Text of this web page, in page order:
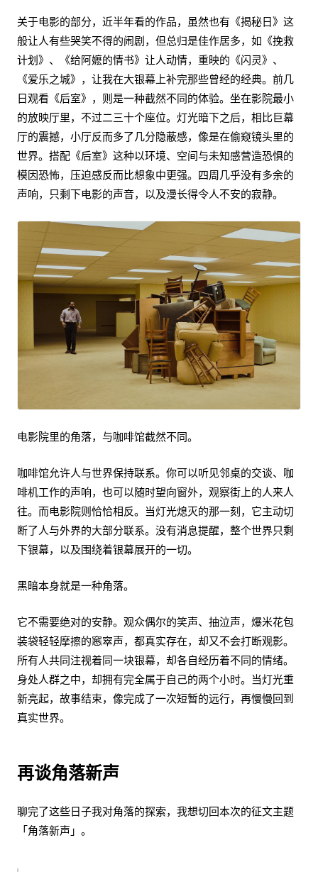
关于电影的部分，近半年看的作品，虽然也有《揭秘日》这
般让人有些哭笑不得的闹剧，但总归是佳作居多，如《挽救
计划》、《给阿嬷的情书》让人动情，重映的《闪灵》、
《爱乐之城》，让我在大银幕上补完那些曾经的经典。前几
日观看《后室》，则是一种截然不同的体验。坐在影院最小
的放映厅里，不过二三十个座位。灯光暗下之后，相比巨幕
厅的震撼，小厅反而多了几分隐蔽感，像是在偷窥镜头里的
世界。搭配《后室》这种以环境、空间与未知感营造恐惧的
模因恐怖，压迫感反而比想象中更强。四周几乎没有多余的
声响，只剩下电影的声音，以及漫长得令人不安的寂静。
电影院里的角落，与咖啡馆截然不同。
咖啡馆允许人与世界保持联系。你可以听见邻桌的交谈、咖
啡机工作的声响，也可以随时望向窗外，观察街上的人来人
往。而电影院则恰恰相反。当灯光熄灭的那一刻，它主动切
断了人与外界的大部分联系。没有消息提醒，整个世界只剩
下银幕，以及围绕着银幕展开的一切。
黑暗本身就是一种角落。
它不需要绝对的安静。观众偶尔的笑声、抽泣声，爆米花包
装袋轻轻摩擦的窸窣声，都真实存在，却又不会打断观影。
所有人共同注视着同一块银幕，却各自经历着不同的情绪。
身处人群之中，却拥有完全属于自己的两个小时。当灯光重
新亮起，故事结束，像完成了一次短暂的远行，再慢慢回到
真实世界。
再谈角落新声
聊完了这些日子我对角落的探索，我想切回本次的征文主题
「角落新声」。